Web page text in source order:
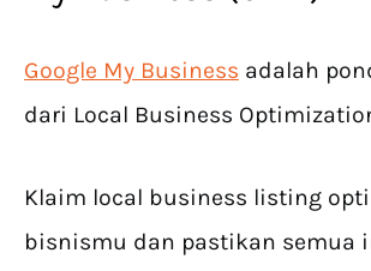
Google My Business adalah
dari Local Business
Klaim local business listing
bisnismu dan pastikan semua